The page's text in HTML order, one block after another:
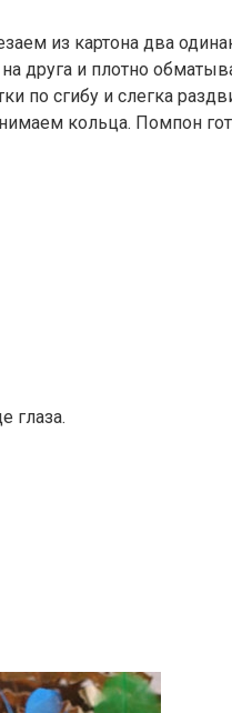
из картона два
друга и плотно
по сгибу и слегка
кольца. Помпон
глаза.